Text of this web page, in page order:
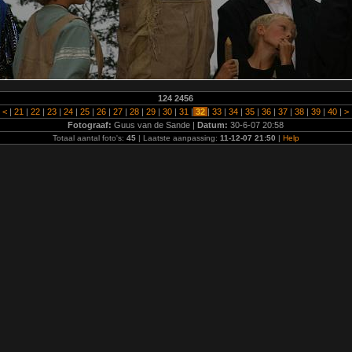
124 2456
< | 21 | 22 | 23 | 24 | 25 | 26 | 27 | 28 | 29 | 30 | 31 | 32 | 33 | 34 | 35 | 36 | 37 | 38 | 39 | 40 | >
Fotograaf:Guus van de Sande |Datum:30-6-07 20:58
Totaal aantal foto's: 45| Laatste aanpassing: 11-12-07 21:50 | Help